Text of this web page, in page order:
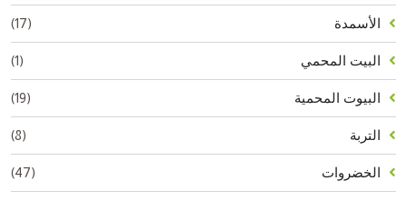
الأسمدة (17)
البيت المحمي (1)
البيوت المحمية (19)
التربة (8)
الخضروات (47)